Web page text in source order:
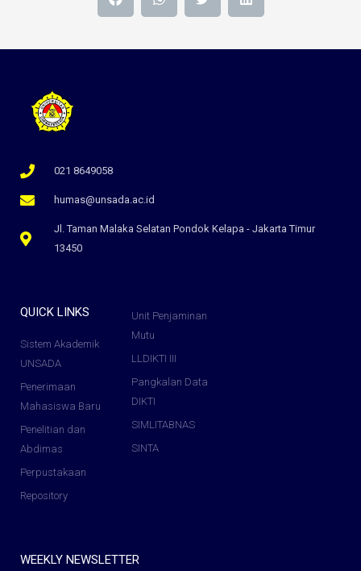
021 8649058
humas@unsada.ac.id
Jl. Taman Malaka Selatan Pondok Kelapa - Jakarta Timur
13450
QUICK LINKS
Sistem Akademik
UNSADA
Penerimaan
Mahasiswa Baru
Penelitian dan
Abdimas
Perpustakaan
Repository
Unit Penjaminan
Mutu
LLDIKTI III
Pangkalan Data
DIKTI
SIMLITABNAS
SINTA
WEEKLY NEWSLETTER